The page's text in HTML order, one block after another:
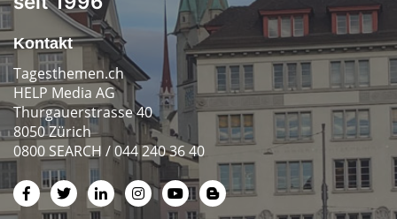
Kontakt
Tagesthemen.ch
HELP Media AG
Thurgauerstrasse 40
8050 Zürich
0800 SEARCH / 044 240 36 40